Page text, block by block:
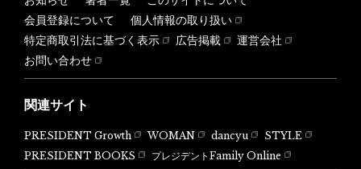
会員登録について
個人情報の取り扱い
特定商取引法に基づく表示
広告掲載
運営会社
お問い合わせ
関連サイト
PRESIDENT Growth WOMAN dancyu
STYLE
PRESIDENT BOOKS
プレジデントFamily Online